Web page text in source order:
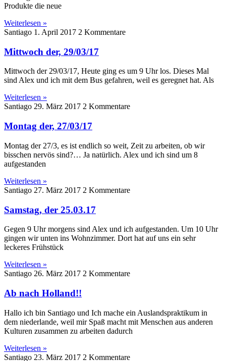
Produkte die neue
Weiterlesen »
Santiago 1. April 2017 2 Kommentare
Mittwoch der, 29/03/17
Mittwoch der 29/03/17, Heute ging es um 9 Uhr los. Dieses Mal
sind Alex und ich mit dem Bus gefahren, weil es geregnet hat. Als
Weiterlesen »
Santiago 29. März 2017 2 Kommentare
Montag der, 27/03/17
Montag der 27/3, es ist endlich so weit, Zeit zu arbeiten, ob wir
bisschen nervös sind?… Ja natürlich. Alex und ich sind um 8
aufgestanden
Weiterlesen »
Santiago 27. März 2017 2 Kommentare
Samstag, der 25.03.17
Gegen 9 Uhr morgens sind Alex und ich aufgestanden. Um 10 Uhr
gingen wir unten ins Wohnzimmer. Dort hat auf uns ein sehr
leckeres Frühstück
Weiterlesen »
Santiago 26. März 2017 2 Kommentare
Ab nach Holland!!
Hallo ich bin Santiago und Ich mache ein Auslandspraktikum in
dem niederlande, weil mir Spaß macht mit Menschen aus anderen
Kulturen zusammen zu arbeiten dadurch
Weiterlesen »
Santiago 23. März 2017 2 Kommentare